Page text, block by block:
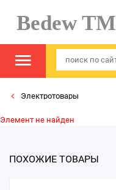
Bedew TM
Электротовары
Элемент не найден
ПОХОЖИЕ ТОВАРЫ